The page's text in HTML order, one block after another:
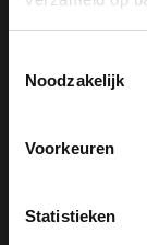
Noodzakelijk
Voorkeuren
Statistieken
Geniet van
Kortingscode